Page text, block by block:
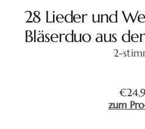
28 Lieder und
Bläserduo aus
2-
€
zum